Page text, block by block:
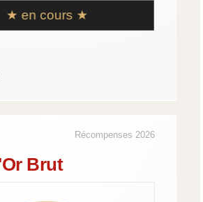
★ en cours ★
Récompenses 2026
Brut